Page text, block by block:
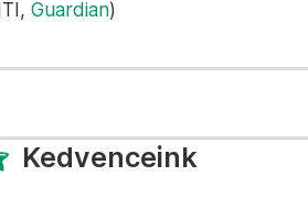
Guardian)
Kedvenceink